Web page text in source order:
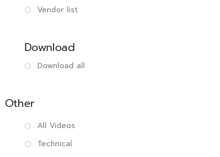
Vendor list
Download
Download all
Other
All Videos
Technical